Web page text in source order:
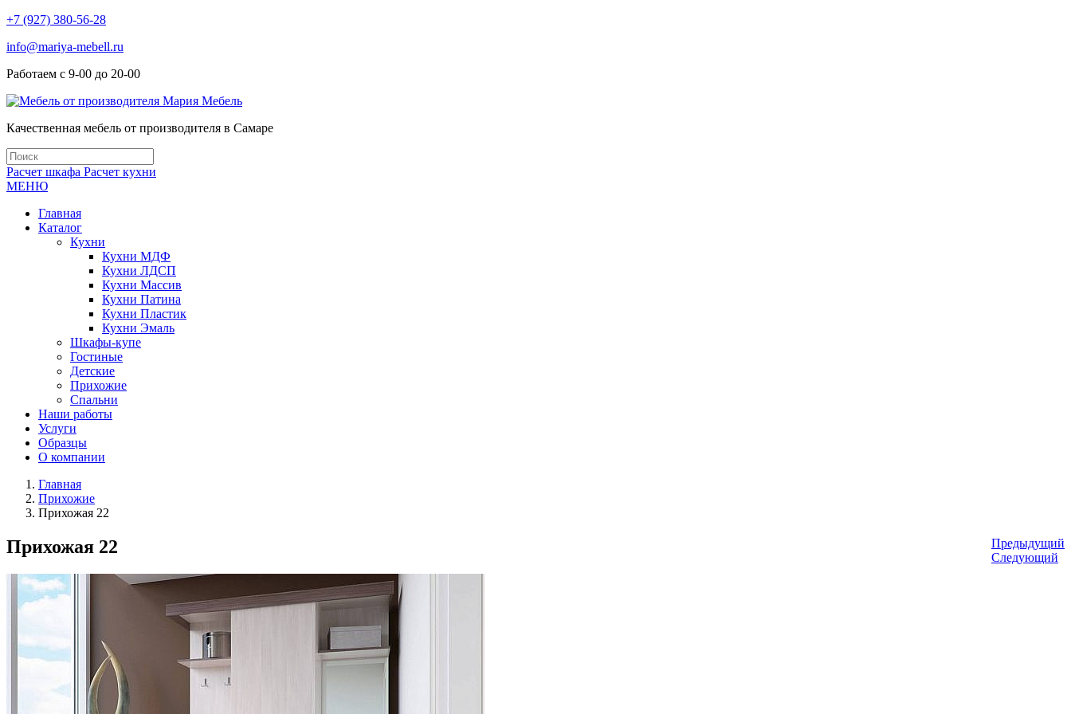
+7 (927) 380-56-28
info@mariya-mebell.ru
Работаем с 9-00 до 20-00
Качественная мебель от производителя в Самаре
Расчет шкафа Расчет кухни
МЕНЮ
Главная
Каталог
Кухни
Кухни МДФ
Кухни ЛДСП
Кухни Массив
Кухни Патина
Кухни Пластик
Кухни Эмаль
Шкафы-купе
Гостиные
Детские
Прихожие
Спальни
Наши работы
Услуги
Образцы
О компании
Главная
Прихожие
Прихожая 22
Предыдущий
Следующий
Прихожая 22